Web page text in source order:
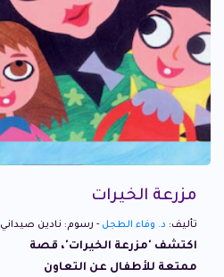
مزرعة الخيرات
تأليف: د. وفاء الطجل - رسوم: نادين صيداني
اكتشف 'مزرعة الخيرات'، قصة
ممتعة للأطفال عن التعاون